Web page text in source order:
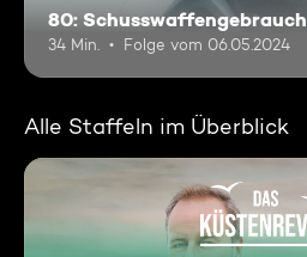
80: Schusswaffengebrauch
34 Min. Folge vom 06.05.2024
Alle Staffeln im Überblick